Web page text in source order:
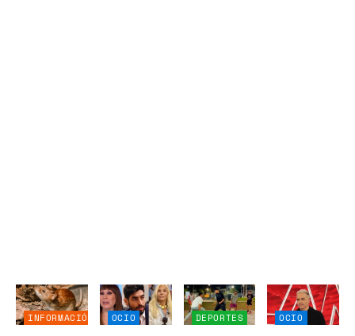
INFORMACIÓN
OCIO DEPORTES OCIO